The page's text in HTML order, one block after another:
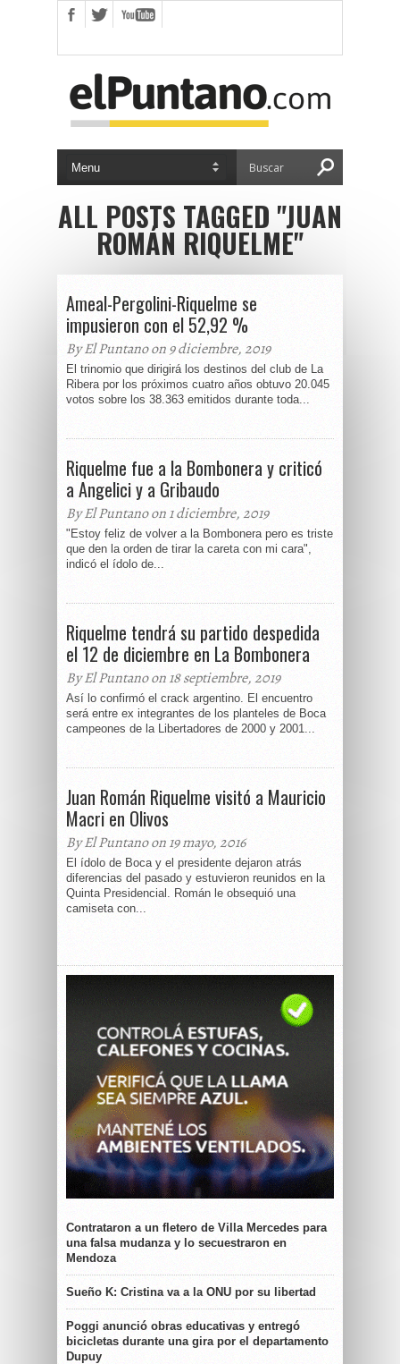
ALL POSTS TAGGED "JUAN
ROMÁN RIQUELME"
Ameal-Pergolini-Riquelme se
impusieron con el 52,92 %
By El Puntano on 9 diciembre, 2019
El trinomio que dirigirá los destinos del club de La
Ribera por los próximos cuatro años obtuvo 20.045
votos sobre los 38.363 emitidos durante toda...
Riquelme fue a la Bombonera y criticó
a Angelici y a Gribaudo
By El Puntano on 1 diciembre, 2019
"Estoy feliz de volver a la Bombonera pero es triste
que den la orden de tirar la careta con mi cara",
indicó el ídolo de...
Riquelme tendrá su partido despedida
el 12 de diciembre en La Bombonera
By El Puntano on 18 septiembre, 2019
Así lo confirmó el crack argentino. El encuentro
será entre ex integrantes de los planteles de Boca
campeones de la Libertadores de 2000 y 2001...
Juan Román Riquelme visitó a Mauricio
Macri en Olivos
By El Puntano on 19 mayo, 2016
El ídolo de Boca y el presidente dejaron atrás
diferencias del pasado y estuvieron reunidos en la
Quinta Presidencial. Román le obsequió una
camiseta con...
Contrataron a un fletero de Villa Mercedes para
una falsa mudanza y lo secuestraron en
Mendoza
Sueño K: Cristina va a la ONU por su libertad
Poggi anunció obras educativas y entregó
bicicletas durante una gira por el departamento
Dupuy